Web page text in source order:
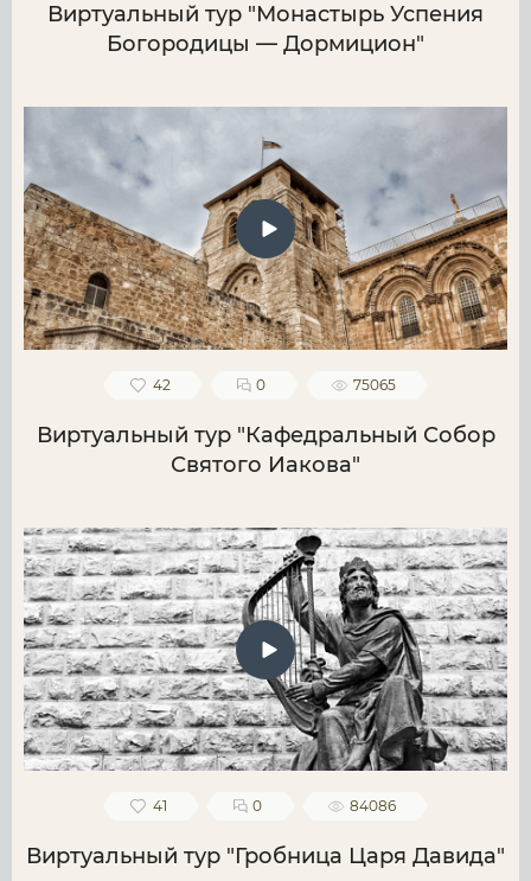
Виртуальный тур "Монастырь Успения
Богородицы — Дормицион"
42 0 75065
Виртуальный тур "Кафедральный Собор
Святого Иакова"
41 0 84086
Виртуальный тур "Гробница Царя Давида"